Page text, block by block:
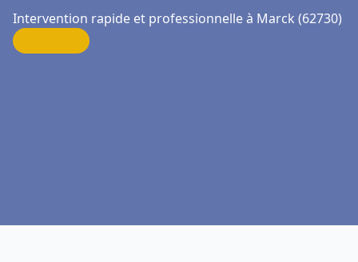
Intervention rapide et professionnelle à Marck (62730)